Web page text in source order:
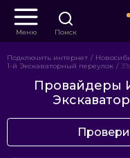
Меню Поиск
Подключить интернет
1-й Экскаваторный переулок
Провайдеры